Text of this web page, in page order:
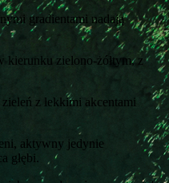
gradientami nadają
kierunku zielono-żółtym, z
z lekkimi akcentami
aktywny jedynie
głębi.